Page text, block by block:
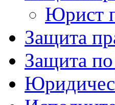
Юрист
Защита
Защита